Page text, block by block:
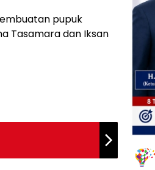
pupuk
Tasamara dan Iksan